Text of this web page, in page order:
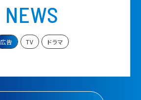
NEWS
広告 TV ドラマ